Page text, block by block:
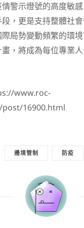
警示燈號的高度敏
，更是支持整體社
局勢變動頻繁的環
，將成為每位專業
www.roc-
16900.html
邊境管制 防疫